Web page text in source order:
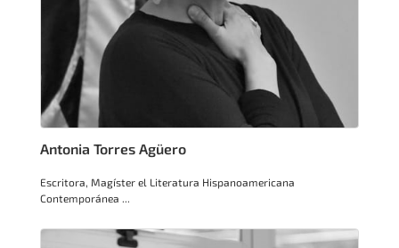
Antonia Torres Agüero
Escritora, Magíster el Literatura Hispanoamericana
Contemporánea ...